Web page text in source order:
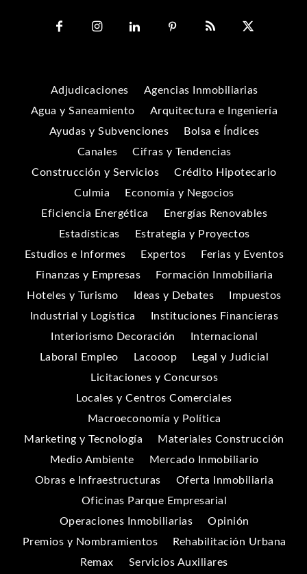
Adjudicaciones
Agencias Inmobiliarias
Agua y Saneamiento
Arquitectura e Ingeniería
Ayudas y Subvenciones
Bolsa e Índices
Canales
Cifras y Tendencias
Construcción y Servicios
Crédito Hipotecario
Culmia
Economía y Negocios
Eficiencia Energética
Energías Renovables
Estadísticas
Estrategia y Proyectos
Estudios e Informes
Expertos
Ferias y Eventos
Finanzas y Empresas
Formación Inmobiliaria
Hoteles y Turismo
Ideas y Debates
Impuestos
Industrial y Logística
Instituciones Financieras
Interiorismo Decoración
Internacional
Laboral Empleo
Lacooop
Legal y Judicial
Licitaciones y Concursos
Locales y Centros Comerciales
Macroeconomía y Política
Marketing y Tecnología
Materiales Construcción
Medio Ambiente
Mercado Inmobiliario
Obras e Infraestructuras
Oferta Inmobiliaria
Oficinas Parque Empresarial
Operaciones Inmobiliarias
Opinión
Premios y Nombramientos
Rehabilitación Urbana
Remax
Servicios Auxiliares